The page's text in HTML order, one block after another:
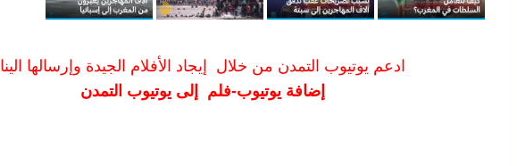
ادعم يوتيوب التمدن من خلال إيجاد الأفلام الجيدة وإرسالها الينا
إضافة يوتيوب-فلم إلى يوتيوب التمدن